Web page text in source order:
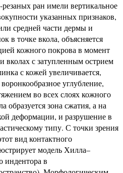
ран имели вертикальное
указанных признаков,
средней части дермы и
в точке вкола, объясняется
кожного покрова в момент
вколах с затупленным острием
с кожей увеличивается,
углубление,
во всех слоях кожного
образуется зона сжатия, а на
деформации, и разрушение в
типу. С точки зрения
вид контактного
модель Хилла–
индентора в